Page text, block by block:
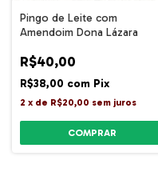
Pingo de Leite com
Amendoim Dona Lázara
R$40,00
R$38,00 com Pix
2 x de R$20,00 sem juros